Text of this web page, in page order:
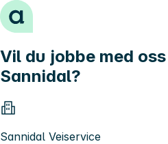
Hopp til innhold
Vil du jobbe med
Sannidal?
Sannidal Veiservice